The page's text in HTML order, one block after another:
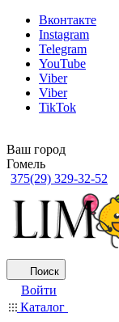
Вконтакте
Instagram
Telegram
YouTube
Viber
Viber
TikTok
Ваш город
Гомель
375(29) 329-32-52
Поиск
Войти
Каталог